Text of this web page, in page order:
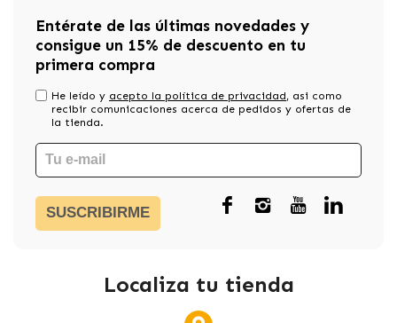
Entérate de las últimas novedades y
consigue un 15% de descuento en tu
primera compra
He leído y acepto la política de privacidad, asi como
recibir comunicaciones acerca de pedidos y ofertas de
la tienda.
SUSCRIBIRME
Localiza tu tienda